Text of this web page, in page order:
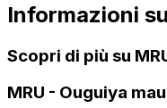
Informazioni
Scopri di più su
MRU - Ouguiya